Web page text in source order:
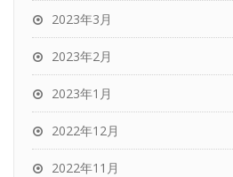
2023年3月
2023年2月
2023年1月
2022年12月
2022年11月